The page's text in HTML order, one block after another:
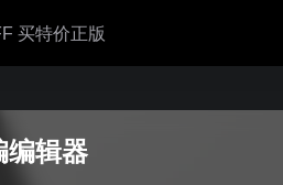
买特价正版
辑器